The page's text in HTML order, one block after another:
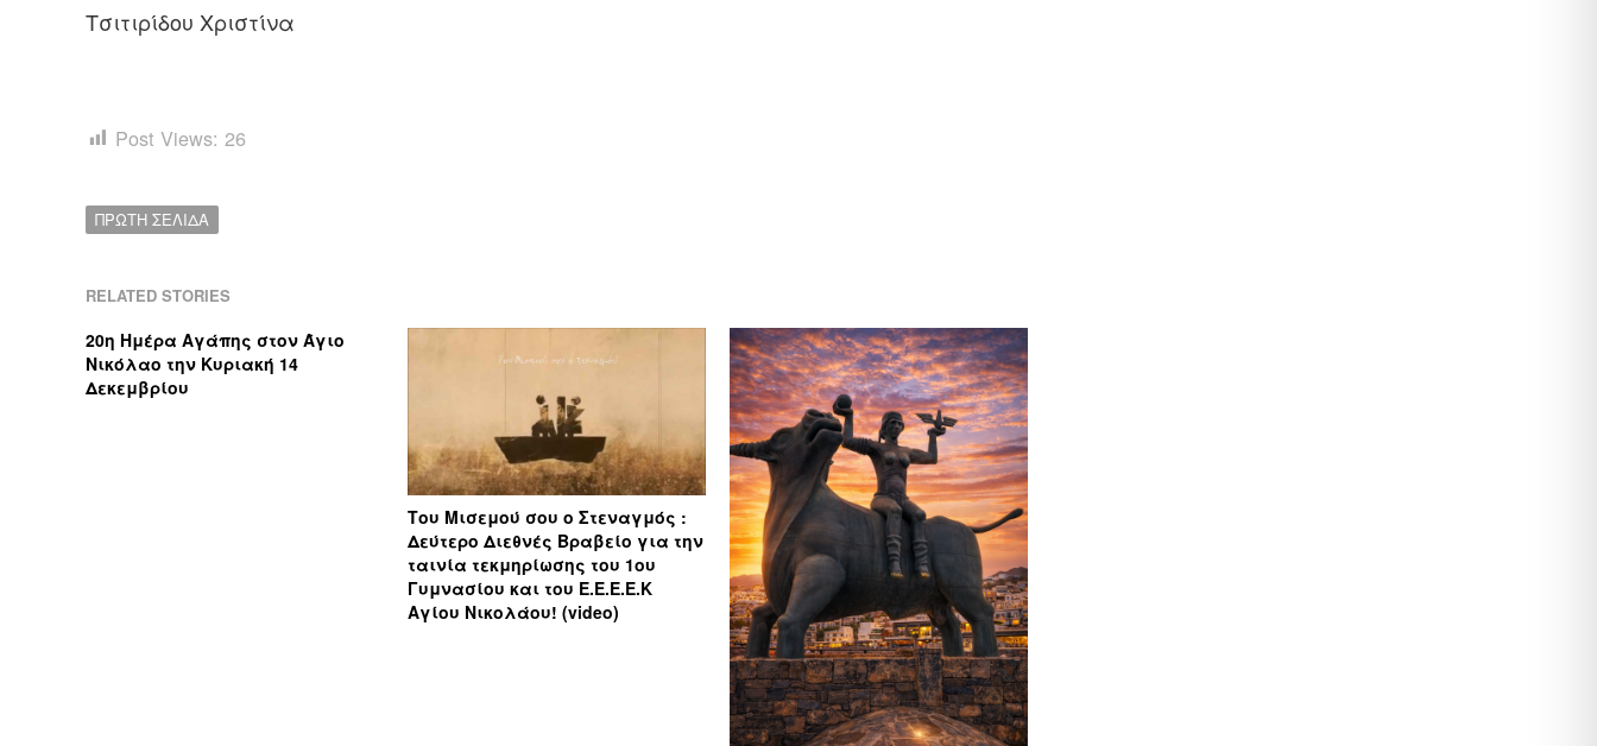
Τσιτιρίδου Χριστίνα
Post Views: 26
ΠΡΩΤΗ ΣΕΛΙΔΑ
RELATED STORIES
20η Ημέρα Αγάπης στον Άγιο
Νικόλαο την Κυριακή 14
Δεκεμβρίου
Του Μισεμού σου ο Στεναγμός :
Δεύτερο Διεθνές Βραβείο για την
ταινία τεκμηρίωσης του 1ου
Γυμνασίου και του Ε.Ε.Ε.Ε.Κ
Αγίου Νικολάου! (video)